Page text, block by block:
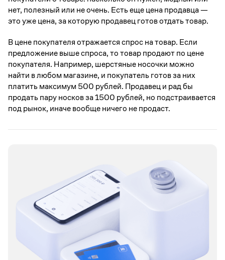
нет, полезный или не очень. Есть еще цена продавца —
это уже цена, за которую продавец готов отдать товар.
В цене покупателя отражается спрос на товар. Если
предложение выше спроса, то товар продают по цене
покупателя. Например, шерстяные носочки можно
найти в любом магазине, и покупатель готов за них
платить максимум 500 рублей. Продавец и рад бы
продать пару носков за 1500 рублей, но подстраивается
под рынок, иначе вообще ничего не продаст.